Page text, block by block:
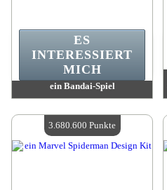
ein Bandai-Spiel
Verfügbare Menge:4
ES
INTERESSIERT
MICH
3.680.600 Punkte